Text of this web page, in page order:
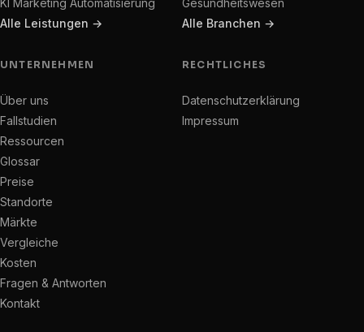
Alle Leistungen →
Alle Branchen →
UNTERNEHMEN
Über uns
Fallstudien
Ressourcen
Glossar
Preise
Standorte
Märkte
Vergleiche
Kosten
Fragen & Antworten
Kontakt
RECHTLICHES
Datenschutzerklärung
Impressum